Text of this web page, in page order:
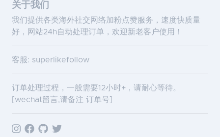
关于我们
我们提供各类海外社交网络加粉点赞服务，速度快质量
好，网站24h自动处理订单，欢迎新老客户使用！
客服: superlikefollow
订单处理过程，一般需要12小时+，请耐心等待。
[wechat留言,请备注 订单号]